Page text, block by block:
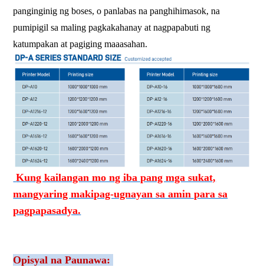
panginginig ng boses, o panlabas na panghihimasok, na
pumipigil sa maling pagkakahanay at nagpapabuti ng
katumpakan at pagiging maaasahan.
Kung kailangan mo ng iba pang mga sukat,
mangyaring makipag-ugnayan sa amin para sa
pagpapasadya.
Opisyal na Paunawa: